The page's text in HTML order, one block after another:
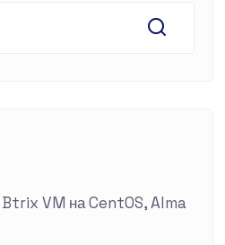
VM на CentOS, Alma